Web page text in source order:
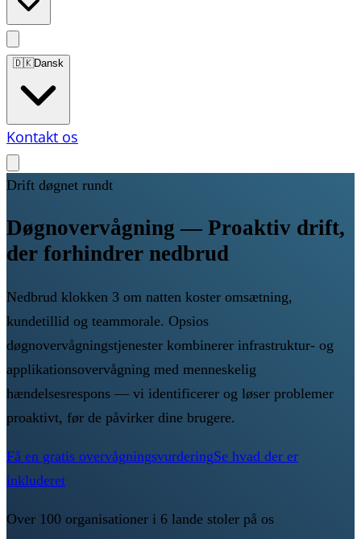
🇩🇰Dansk
Kontakt os
Drift døgnet rundt
Døgnovervågning — Proaktiv drift,
der forhindrer nedbrud
Nedbrud klokken 3 om natten koster omsætning,
kundetillid og teammorale. Opsios
døgnovervågningstjenester kombinerer infrastruktur- og
applikationsovervågning med menneskelig
hændelsesrespons — vi identificerer og løser problemer
proaktivt, før de påvirker dine brugere.
Få en gratis overvågningsvurderingSe hvad der er
inkluderet
Over 100 organisationer i 6 lande stoler på os